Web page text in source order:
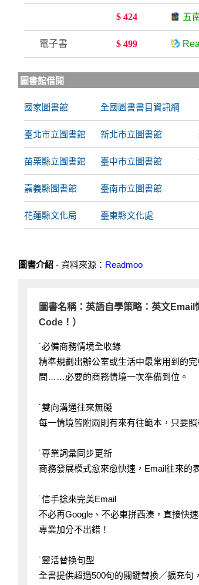
$ 424 五
電子書 $ 499
圖書館借閱
國家圖書館 全國圖書書目資訊網
臺北市立圖書館 新北市立圖書館
苗栗縣立圖書館 臺中市立圖書館
嘉義縣圖書館 臺南市立圖書館
花蓮縣文化局 臺東縣文化處
圖書介紹 - 資料來源： Readmoo
圖書名稱：英語自學策略：英文
Code！）
˙必備商務情境全收錄
精準規劃出辦公室或生活中最常用到的
問……必要的商務情境一次準備到位。
˙雙向溝通往來無礙
每一情境皆附兩則有來有往範本，只要
˙專業詞彙同步更新
商務發展模式愈來愈快速，Email往來的
˙信手捻來完美Email
不必再Google、不必東拼西湊，直接快
專業加分不出錯！
˙靈活替換句型
全書提供超過500句的關鍵替換／擴充